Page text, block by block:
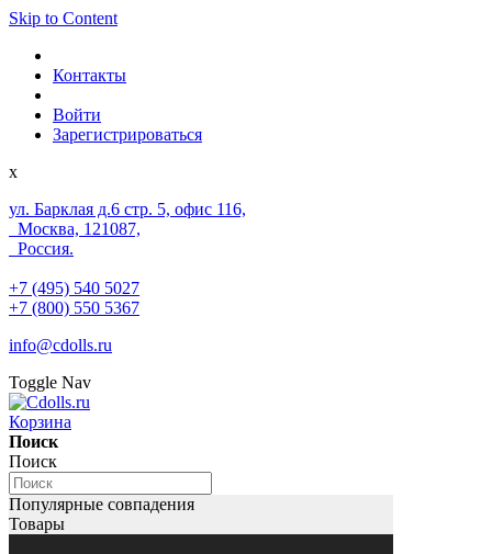
Skip to Content
Контакты
Войти
Зарегистрироваться
x
ул. Барклая д.6 стр. 5, офис 116,
Москва, 121087,
Россия.
+7 (495) 540 5027
+7 (800) 550 5367
info@cdolls.ru
Toggle Nav
Корзина
Поиск
Поиск
Популярные совпадения
Товары